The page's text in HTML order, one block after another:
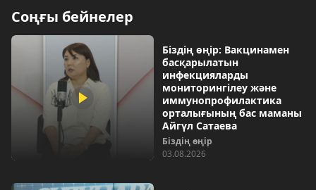
Соңғы бейнелер
Біздің өңір: Вакцинамен
басқарылатын
инфекцияларды
мониторингілеу және
иммунопрофилактика
орталығының бас маманы
Айгүл Сатаева
Біздің өңір
03.08.2026